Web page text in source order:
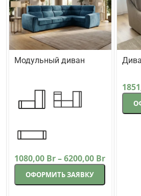
Модульный диван
1080,00 Br–6200,00 Br
ОФОРМИТЬ ЗАЯВКУ
171